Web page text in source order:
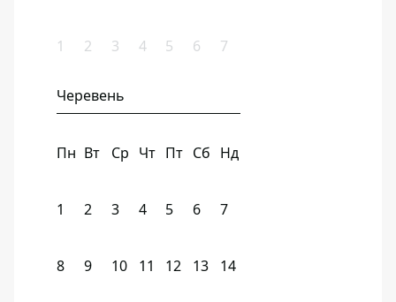
1 2 3 4 5 6 7
Черевень
Пн Вт Ср Чт Пт Сб Нд
1 2 3 4 5 6 7
8 9 10 11 12 13 14